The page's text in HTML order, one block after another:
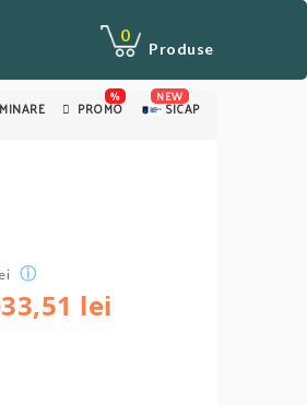
Produse
0
PROMO
%
SICAP
NEW
lei
ⓘ